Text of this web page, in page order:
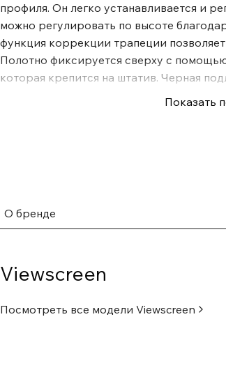
профиля. Он легко устанавливается и
можно регулировать по высоте
функция коррекции трапеции
Полотно фиксируется сверху с
которая крепится на штатив. Черная
экран ViewScreen Clamp Pro отПоказать
О бренде
Viewscreen
Посмотреть все модели Viewscreen